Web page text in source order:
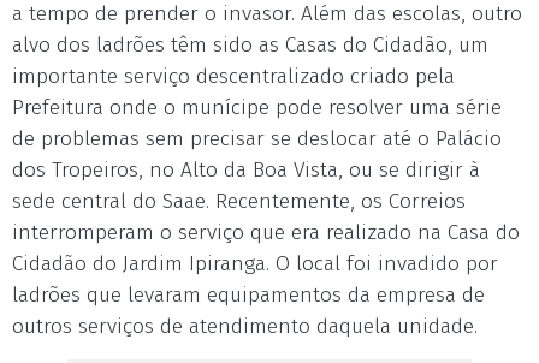
a tempo de prender o invasor. Além das escolas, outro
alvo dos ladrões têm sido as Casas do Cidadão, um
importante serviço descentralizado criado pela
Prefeitura onde o munícipe pode resolver uma série
de problemas sem precisar se deslocar até o Palácio
dos Tropeiros, no Alto da Boa Vista, ou se dirigir à
sede central do Saae. Recentemente, os Correios
interromperam o serviço que era realizado na Casa do
Cidadão do Jardim Ipiranga. O local foi invadido por
ladrões que levaram equipamentos da empresa de
outros serviços de atendimento daquela unidade.